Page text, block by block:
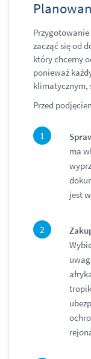
zacząć się od
który chcemy
ponieważ
klimatycznym,
Przed
ma
jest